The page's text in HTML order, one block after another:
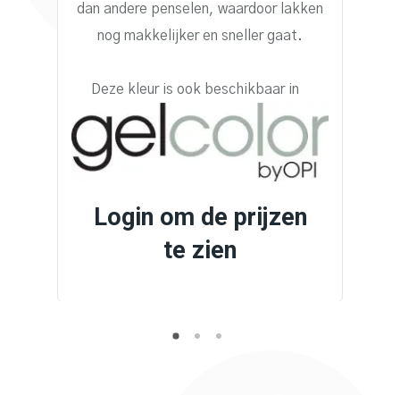
dan andere penselen, waardoor lakken
nog makkelijker en sneller gaat.
Deze kleur is ook beschikbaar in
Login om de prijzen
te zien